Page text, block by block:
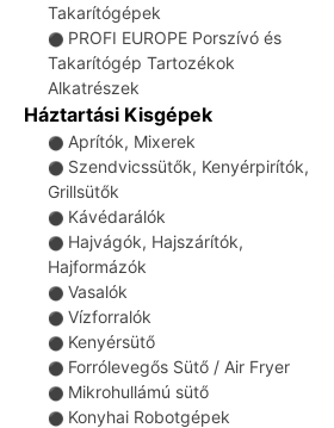
Takarítógépek
⚫ PROFI EUROPE Porszívó és
Takarítógép Tartozékok
Alkatrészek
Háztartási Kisgépek
⚫ Aprítók, Mixerek
⚫ Szendvicssütők, Kenyérpirítók,
Grillsütők
⚫ Kávédarálók
⚫ Hajvágók, Hajszárítók,
Hajformázók
⚫ Vasalók
⚫ Vízforralók
⚫ Kenyérsütő
⚫ Forrólevegős Sütő / Air Fryer
⚫ Mikrohullámú sütő
⚫ Konyhai Robotgépek